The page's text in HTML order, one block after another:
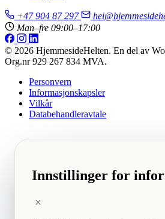
+47 904 87 297
Man–fre 09:00–17:00
© 2026 HjemmesideHelten. En del av
Org.nr 929 267 834 MVA.
Personvern
Informasjonskapsler
Vilkår
Databehandleravtale
Innstillinger for